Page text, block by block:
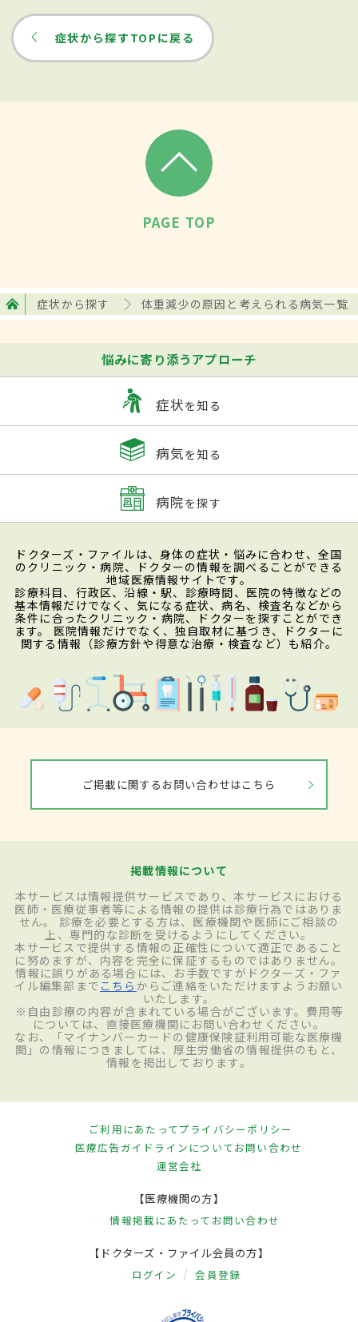
症状から探すTOPに戻る
PAGE TOP
症状から探す 体重減少の原因と考えられる病気一覧
悩みに寄り添うアプローチ
症状を知る
病気を知る
病院を探す
ドクターズ・ファイルは、身体の症状・悩みに合わせ、全国
のクリニック・病院、ドクターの情報を調べることができる
地域医療情報サイトです。
診療科目、行政区、沿線・駅、診療時間、医院の特徴などの
基本情報だけでなく、気になる症状、病名、検査名などから
条件に合ったクリニック・病院、ドクターを探すことができ
ます。 医院情報だけでなく、独自取材に基づき、ドクターに
関する情報（診療方針や得意な治療・検査など）も紹介。
ご掲載に関するお問い合わせはこちら
掲載情報について
本サービスは情報提供サービスであり、本サービスにおける
医師・医療従事者等による情報の提供は診療行為ではありま
せん。 診療を必要とする方は、医療機関や医師にご相談の
上、専門的な診断を受けるようにしてください。
本サービスで提供する情報の正確性について適正であること
に努めますが、内容を完全に保証するものではありません。
情報に誤りがある場合には、お手数ですがドクターズ・ファ
イル編集部まで こちら からご連絡をいただけますようお願い
いたします。
※自由診療の内容が含まれている場合がございます。費用等
については、直接医療機関にお問い合わせください。
なお、「マイナンバーカードの健康保険証利用可能な医療機
関」の情報につきましては、厚生労働省の情報提供のもと、
情報を掲出しております。
ご利用にあたってプライバシーポリシー
医療広告ガイドラインについてお問い合わせ
運営会社
【医療機関の方】
情報掲載にあたって お問い合わせ
【ドクターズ・ファイル会員の方】
ログイン 会員登録